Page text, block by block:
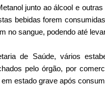
junto ao álcool e
bebidas forem
no sangue, podendo até
de Saúde, vários
pelo órgão, por
estado grave após